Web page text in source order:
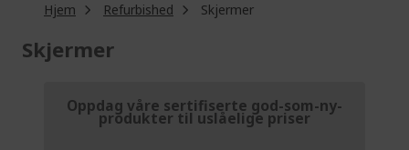
Hjem Refurbished Skjermer
Skjermer
Oppdag våre sertifiserte god-som-ny-
produkter til uslåelige priser